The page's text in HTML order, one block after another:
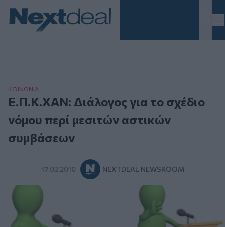
ΚΟΙΝΩΝΙΑ
Ε.Π.Κ.ΧΑΝ: Διάλογος για το σχέδιο
νόμου περί μεσιτών αστικών
συμβάσεων
17.02.2010 NEXTDEAL NEWSROOM